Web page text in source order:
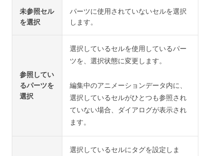
未参照セル
を選択
パーツに使用されていないセルを選択
します。
参照してい
るパーツを
選択
選択しているセルを使用しているパー
ツを、選択状態に変更します。
編集中のアニメーションデータ内に、
選択しているセルがひとつも参照され
ていない場合、ダイアログが表示され
ます。
選択しているセルにタグを設定しま